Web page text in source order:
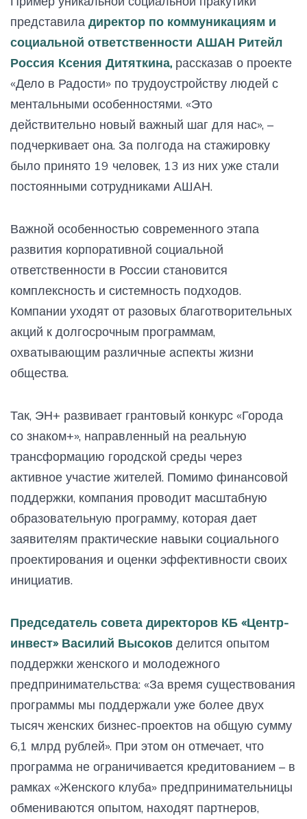
представила директор по коммуникациям и
социальной ответственности АШАН Ритейл
Россия Ксения Дитяткина, рассказав о проекте
«Дело в Радости» по трудоустройству людей с
ментальными особенностями. «Это
действительно новый важный шаг для нас», –
подчеркивает она. За полгода на стажировку
было принято 19 человек, 13 из них уже стали
постоянными сотрудниками АШАН.
Важной особенностью современного этапа
развития корпоративной социальной
ответственности в России становится
комплексность и системность подходов.
Компании уходят от разовых благотворительных
акций к долгосрочным программам,
охватывающим различные аспекты жизни
общества.
Так, ЭН+ развивает грантовый конкурс «Города
со знаком+», направленный на реальную
трансформацию городской среды через
активное участие жителей. Помимо финансовой
поддержки, компания проводит масштабную
образовательную программу, которая дает
заявителям практические навыки социального
проектирования и оценки эффективности своих
инициатив.
Председатель совета директоров КБ «Центр-
инвест» Василий Высоков делится опытом
поддержки женского и молодежного
предпринимательства: «За время существования
программы мы поддержали уже более двух
тысяч женских бизнес-проектов на общую сумму
6,1 млрд рублей». При этом он отмечает, что
программа не ограничивается кредитованием – в
рамках «Женского клуба» предпринимательницы
обмениваются опытом, находят партнеров,